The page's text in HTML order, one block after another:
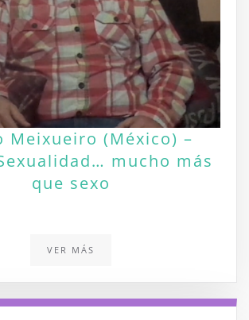
Meixueiro (México) –
mucho más
que sexo
VER MÁS